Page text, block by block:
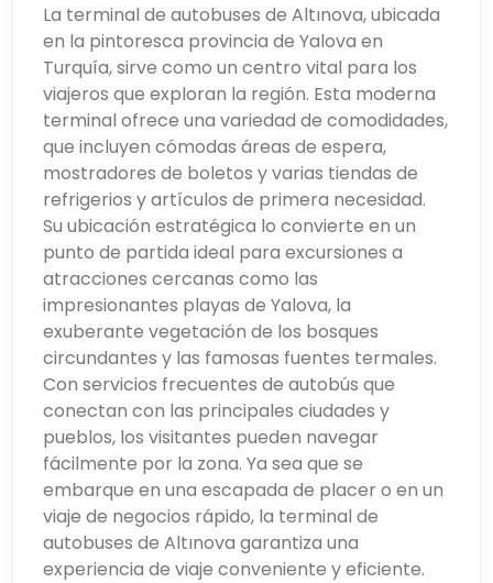
La terminal de autobuses de Altınova, ubicada
en la pintoresca provincia de Yalova en
Turquía, sirve como un centro vital para los
viajeros que exploran la región. Esta moderna
terminal ofrece una variedad de comodidades,
que incluyen cómodas áreas de espera,
mostradores de boletos y varias tiendas de
refrigerios y artículos de primera necesidad.
Su ubicación estratégica lo convierte en un
punto de partida ideal para excursiones a
atracciones cercanas como las
impresionantes playas de Yalova, la
exuberante vegetación de los bosques
circundantes y las famosas fuentes termales.
Con servicios frecuentes de autobús que
conectan con las principales ciudades y
pueblos, los visitantes pueden navegar
fácilmente por la zona. Ya sea que se
embarque en una escapada de placer o en un
viaje de negocios rápido, la terminal de
autobuses de Altınova garantiza una
experiencia de viaje conveniente y eficiente.